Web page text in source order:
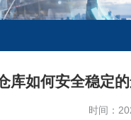
库如何安全稳定
时间：